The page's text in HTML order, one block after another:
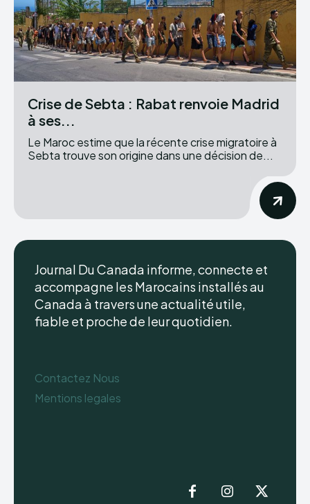
Crise de Sebta : Rabat renvoie Madrid
à ses...
Le Maroc estime que la récente crise migratoire à
Sebta trouve son origine dans une décision de...
Journal Du Canada informe, connecte et
accompagne les Marocains installés au
Canada à travers une actualité utile,
fiable et proche de leur quotidien.
Contactez Nous
Mentions legales